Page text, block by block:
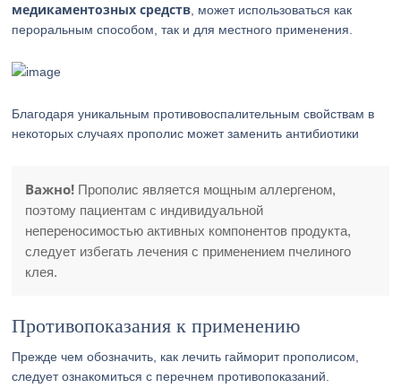
медикаментозных средств , может использоваться как
пероральным способом, так и для местного применения.
Благодаря уникальным противовоспалительным свойствам в
некоторых случаях прополис может заменить антибиотики
Важно! Прополис является мощным аллергеном,
поэтому пациентам с индивидуальной
непереносимостью активных компонентов продукта,
следует избегать лечения с применением пчелиного
клея.
Противопоказания к применению
Прежде чем обозначить, как лечить гайморит прополисом,
следует ознакомиться с перечнем противопоказаний.